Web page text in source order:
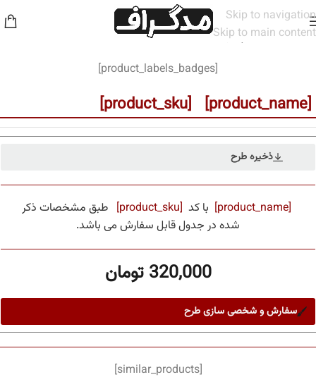
Skip to navigation
Skip to main content
خانه/مخاطب /پسرانه
[product_labels_badges]
[product_name] [product_sku]
ذخیره طرح
[product_name] با کد [product_sku]
طبق مشخصات ذکر
شده در جدول قابل سفارش می باشد.
320,000 تومان
سفارش و شخصی سازی طرح
[similar_products]